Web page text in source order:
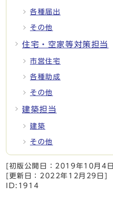
各種届出
その他
住宅・空家等対策担当
市営住宅
各種助成
その他
建築担当
建築
その他
[初版公開日： 2019年10月4日
[更新日： 2022年12月29日
ID:1914